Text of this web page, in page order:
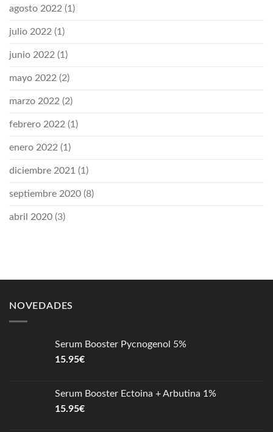
agosto 2022 (1)
julio 2022 (1)
junio 2022 (1)
mayo 2022 (2)
marzo 2022 (2)
febrero 2022 (1)
enero 2022 (1)
diciembre 2021 (1)
septiembre 2020 (8)
abril 2020 (3)
NOVEDADES
Serum Booster Pycnogenol 5%
15.95€
Serum Booster Ectoina + Arbutina 1%
15.95€